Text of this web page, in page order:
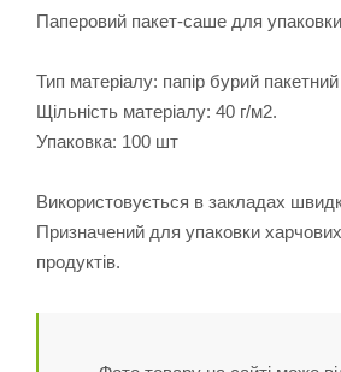
Паперовий пакет-саше для
Тип матеріалу: папір бурий
Щільність матеріалу: 40 г/м2.
Упаковка: 100 шт
Використовується в закладах
Призначений для упаковки
продуктів.